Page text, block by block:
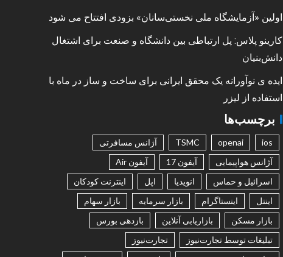
اولین «آزمایشگاه ملی نخستی‌سانان» بزودی افتتاح می شود
کارینو پلاس: پل ارتباطی بین دانشگاه و صنعت برای اشتغال
دانش‌بنیان
ایده ی نوآورانه یک محقق ایرانی برای ساخت و ساز در ماه با
استفاده از لیزر
برچسب‌ها
ios
openai
TSMC
آژانس مسافرتی
آژانس هواپیمایی
آیفون 17
آیفون Air
اسرائیل و حماس
انویدیا اپل
اینترنت کودکان
اینتل
اینستاگرام بازار سرمایه
بازار سهام
بازار مسکن
بازاریابی آنلاین
بازدهی بورس
تبلیغات توسط تجارت‌نیوز
تجارت‌نیوز